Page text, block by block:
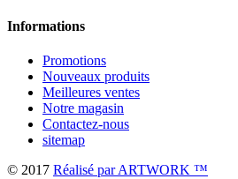
Informations
Promotions
Nouveaux produits
Meilleures ventes
Notre magasin
Contactez-nous
sitemap
© 2017 Réalisé par ARTWORK ™